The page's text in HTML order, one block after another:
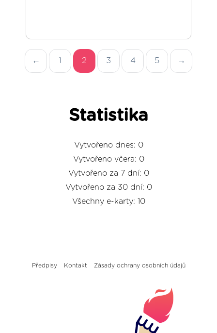
← 1 2 3 4 5 →
Statistika
Vytvořeno dnes: 0
Vytvořeno včera: 0
Vytvořeno za 7 dní: 0
Vytvořeno za 30 dní: 0
Všechny e-karty: 10
Předpisy Kontakt Zásady ochrany osobních údajů